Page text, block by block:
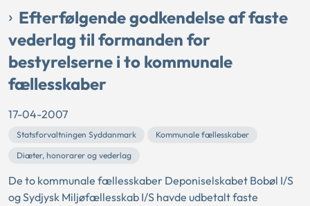
Efterfølgende godkendelse af faste
vederlag til formanden for
bestyrelserne i to kommunale
fællesskaber
17-04-2007
Statsforvaltningen Syddanmark
Kommunale fællesskaber
Diæter, honorarer og vederlag
De to kommunale fællesskaber Deponiselskabet Bobøl I/S
og Sydjysk Miljøfællesskab I/S havde udbetalt faste